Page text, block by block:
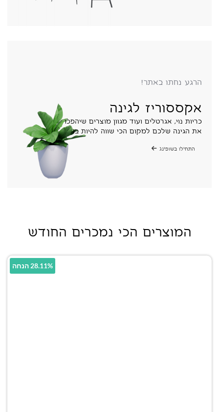
הרגע נחתו באתר!
אקססוריז לגינה
כריות נוי, אגרטלים ועוד מגוון מוצרים שיהפכו
את הגינה שלכם למקום הכי שווה להיות בו
התחילו בשופינג
המוצרים הכי נמכרים החודש
28.11% הנחה